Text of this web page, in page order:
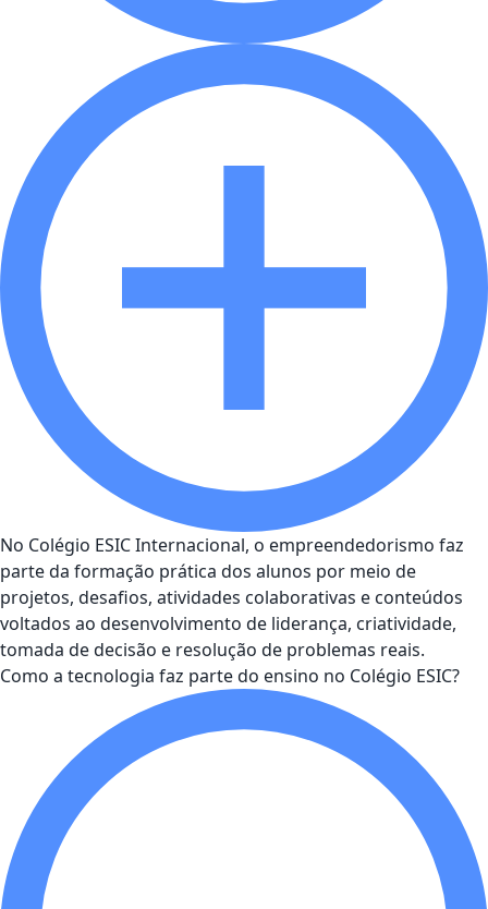
No Colégio ESIC Internacional, o empreendedorismo faz
parte da formação prática dos alunos por meio de
projetos, desafios, atividades colaborativas e conteúdos
voltados ao desenvolvimento de liderança, criatividade,
tomada de decisão e resolução de problemas reais.
Como a tecnologia faz parte do ensino no Colégio ESIC?